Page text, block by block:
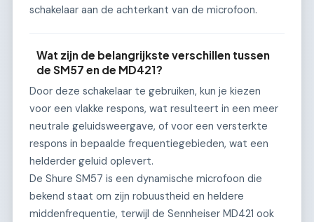
schakelaar aan de achterkant van de microfoon.
Wat zijn de belangrijkste verschillen tussen
de SM57 en de MD421?
Door deze schakelaar te gebruiken, kun je kiezen
voor een vlakke respons, wat resulteert in een meer
neutrale geluidsweergave, of voor een versterkte
respons in bepaalde frequentiegebieden, wat een
helderder geluid oplevert.
De Shure SM57 is een dynamische microfoon die
bekend staat om zijn robuustheid en heldere
middenfrequentie, terwijl de Sennheiser MD421 ook